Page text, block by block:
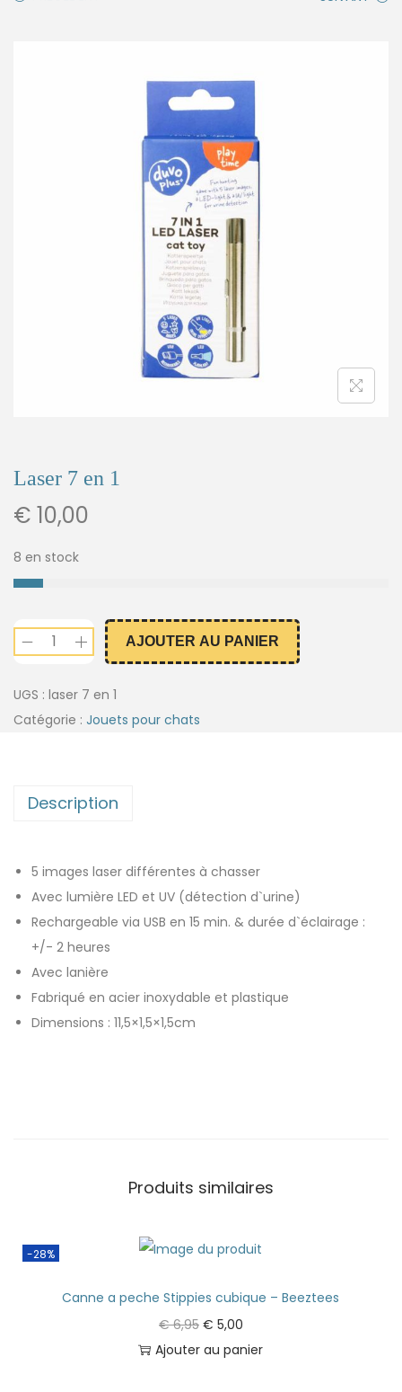
Laser 7 en 1
€ 10,00
8 en stock
AJOUTER AU PANIER
UGS : laser 7 en 1
Catégorie : Jouets pour chats
Description
5 images laser différentes à chasser
Avec lumière LED et UV (détection d`urine)
Rechargeable via USB en 15 min. & durée d`éclairage :
+/- 2 heures
Avec lanière
Fabriqué en acier inoxydable et plastique
Dimensions : 11,5×1,5×1,5cm
Produits similaires
-28%
Canne a peche Stippies cubique – Beeztees
€6,95 € 5,00
Ajouter au panier